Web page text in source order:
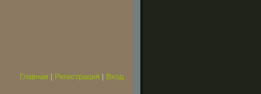
Главная | Регистрация | Вход